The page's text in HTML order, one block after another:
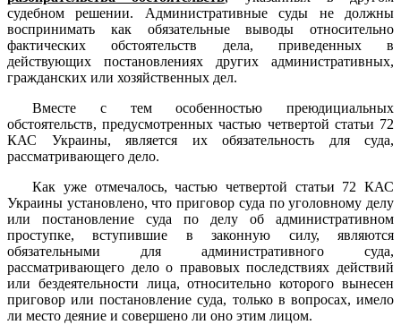
судебном решении. Административные суды не должны
воспринимать как обязательные выводы относительно
фактических обстоятельств дела, приведенных в
действующих постановлениях других административных,
гражданских или хозяйственных дел.
Вместе с тем особенностью преюдициальных
обстоятельств, предусмотренных частью четвертой статьи 72
КАС Украины, является их обязательность для суда,
рассматривающего дело.
Как уже отмечалось, частью четвертой статьи 72 КАС
Украины установлено, что приговор суда по уголовному делу
или постановление суда по делу об административном
проступке, вступившие в законную силу, являются
обязательными для административного суда,
рассматривающего дело о правовых последствиях действий
или бездеятельности лица, относительно которого вынесен
приговор или постановление суда, только в вопросах, имело
ли место деяние и совершено ли оно этим лицом.